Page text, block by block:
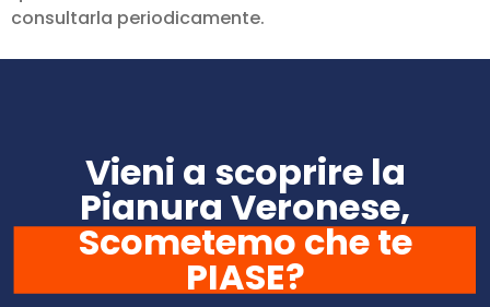
consultarla periodicamente.
Vieni a scoprire la
Pianura Veronese,
Scometemo che te
PIASE?